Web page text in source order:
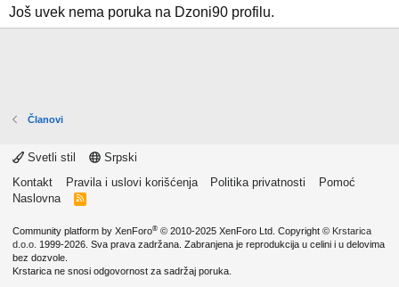
Još uvek nema poruka na Dzoni90 profilu.
Članovi
Svetli stil
Srpski
Kontakt
Pravila i uslovi korišćenja Politika privatnosti
Pomoć
Naslovna
R
Community platform by XenForo® © 2010-2025 XenForo Ltd. Copyright © Krstarica
d.o.o. 1999-2026. Sva prava zadržana. Zabranjena je reprodukcija u celini i u delovima
bez dozvole.
Krstarica ne snosi odgovornost za sadržaj poruka.